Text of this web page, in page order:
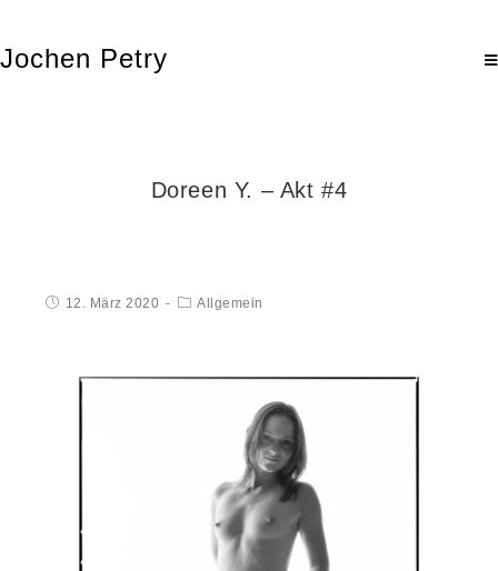
Jochen Petry
Doreen Y. – Akt #4
12. März 2020 Allgemein